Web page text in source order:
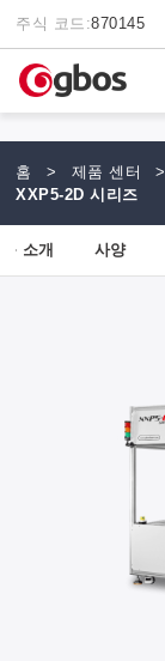
주식 코드:870145
홈 > 제품 센터 >
XXP5-2D 시리즈
소개 사양